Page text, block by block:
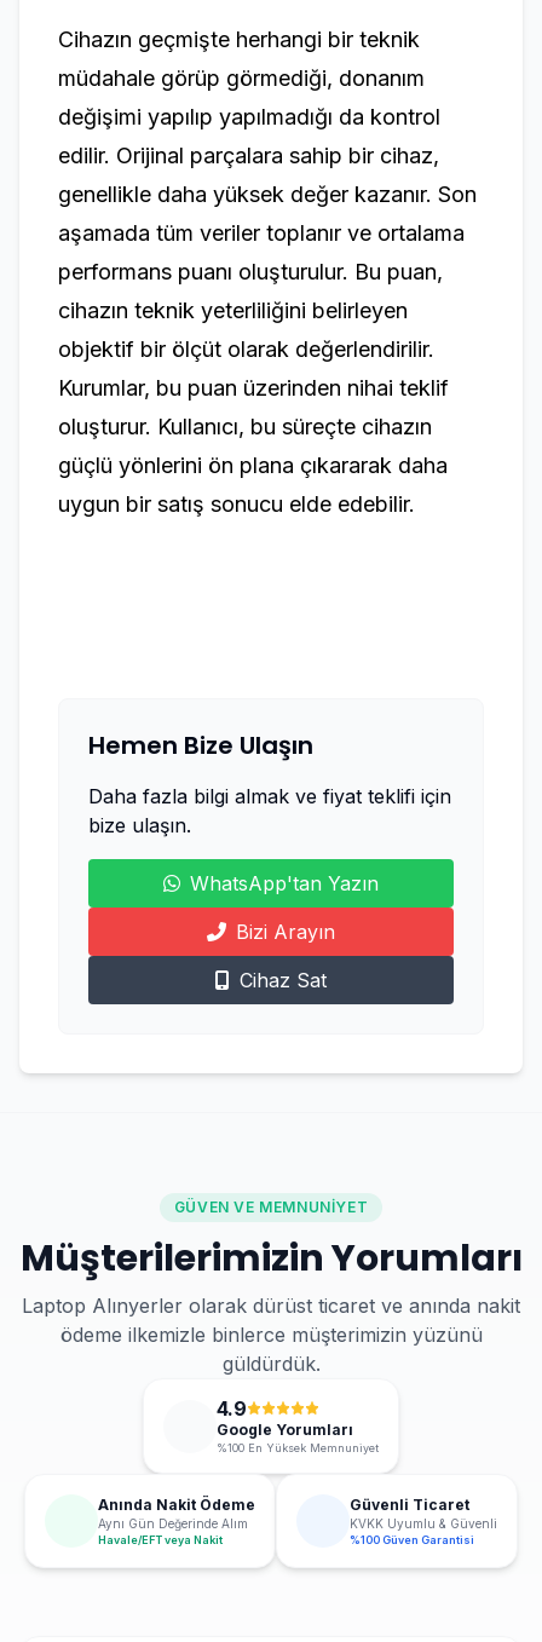
Cihazın geçmişte herhangi bir teknik
müdahale görüp görmediği, donanım
değişimi yapılıp yapılmadığı da kontrol
edilir. Orijinal parçalara sahip bir cihaz,
genellikle daha yüksek değer kazanır. Son
aşamada tüm veriler toplanır ve ortalama
performans puanı oluşturulur. Bu puan,
cihazın teknik yeterliliğini belirleyen
objektif bir ölçüt olarak değerlendirilir.
Kurumlar, bu puan üzerinden nihai teklif
oluşturur. Kullanıcı, bu süreçte cihazın
güçlü yönlerini ön plana çıkararak daha
uygun bir satış sonucu elde edebilir.
Hemen Bize Ulaşın
Daha fazla bilgi almak ve fiyat teklifi için
bize ulaşın.
WhatsApp'tan Yazın
Bizi Arayın
Cihaz Sat
GÜVEN VE MEMNUNIYET
Müşterilerimizin Yorumları
Laptop Alınyerler olarak dürüst ticaret ve anında nakit
ödeme ilkemizle binlerce müşterimizin yüzünü
güldürdük.
4.9
Google Yorumları
%100 En Yüksek Memnuniyet
Anında Nakit Ödeme
Aynı Gün Değerinde Alım
Havale/EFT veya Nakit
Güvenli Ticaret
KVKK Uyumlu & Güvenli
%100 Güven Garantisi